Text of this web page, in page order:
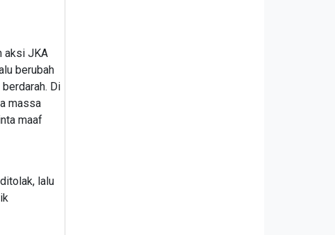
aksi JKA
berubah
Di
massa
maaf
lalu